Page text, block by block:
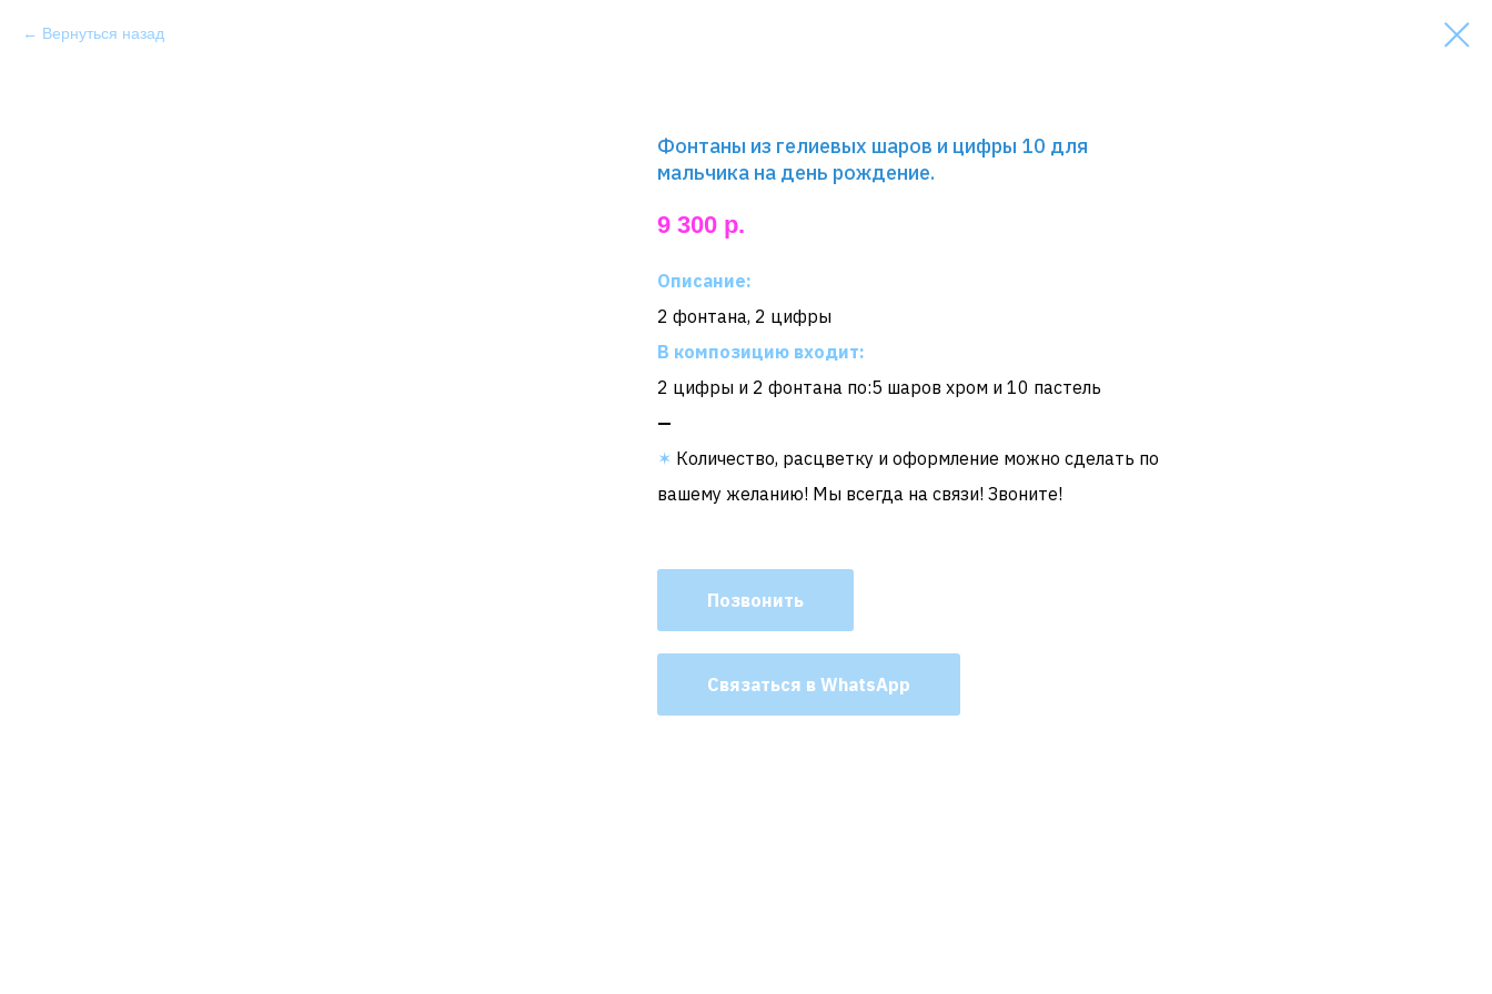
Вернуться назад
Фонтаны из гелиевых шаров и цифры 10 для
мальчика на день рождение.
9 300 р.
Описание:
2 фонтана, 2 цифры
В композицию входит:
2 цифры и 2 фонтана по:5 шаров хром и 10 пастель
—
✶ Количество, расцветку и оформление можно сделать по
вашему желанию! Мы всегда на связи! Звоните!
Позвонить
Связаться в WhatsApp